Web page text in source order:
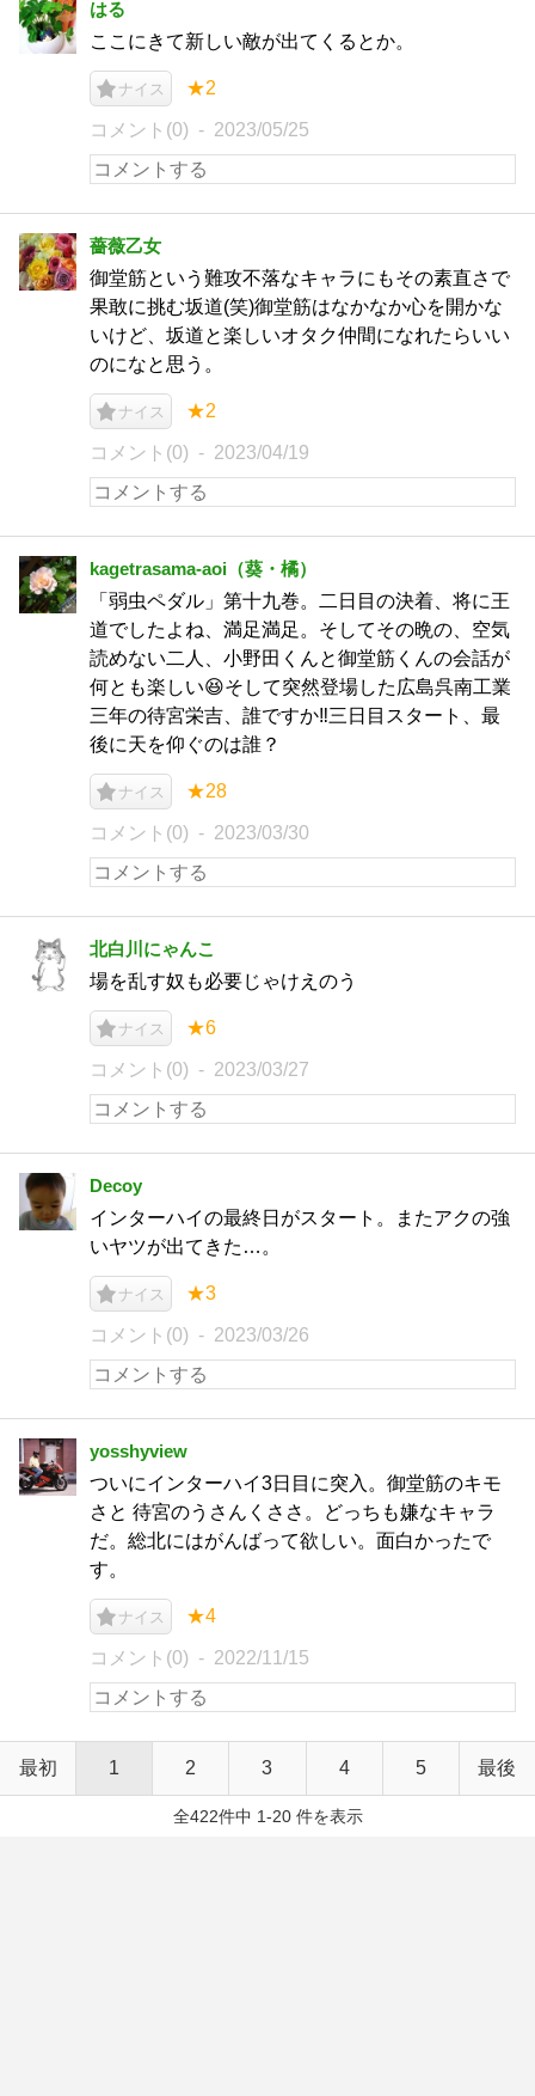
はる
ここにきて新しい敵が出てくるとか。
ナイス ★2
コメント(0) 2023/05/25
薔薇乙女
御堂筋という難攻不落なキャラにもその素直さで
果敢に挑む坂道(笑)御堂筋はなかなか心を開かな
いけど、坂道と楽しいオタク仲間になれたらいい
のになと思う。
ナイス ★2
コメント(0) 2023/04/19
kagetrasama-aoi（葵・橘）
「弱虫ペダル」第十九巻。二日目の決着、将に王
道でしたよね、満足満足。そしてその晩の、空気
読めない二人、小野田くんと御堂筋くんの会話が
何とも楽しい😆そして突然登場した広島呉南工業
三年の待宮栄吉、誰ですか‼️三日目スタート、最
後に天を仰ぐのは誰？
ナイス ★28
コメント(0) 2023/03/30
北白川にゃんこ
場を乱す奴も必要じゃけえのう
ナイス ★6
コメント(0) 2023/03/27
Decoy
インターハイの最終日がスタート。またアクの強
いヤツが出てきた…。
ナイス ★3
コメント(0) 2023/03/26
yosshyview
ついにインターハイ3日目に突入。御堂筋のキモ
さと 待宮のうさんくささ。どっちも嫌なキャラ
だ。総北にはがんばって欲しい。面白かったで
す。
ナイス ★4
コメント(0) 2022/11/15
最初 1 2 3 4 5 最後
全422件中 1-20 件を表示